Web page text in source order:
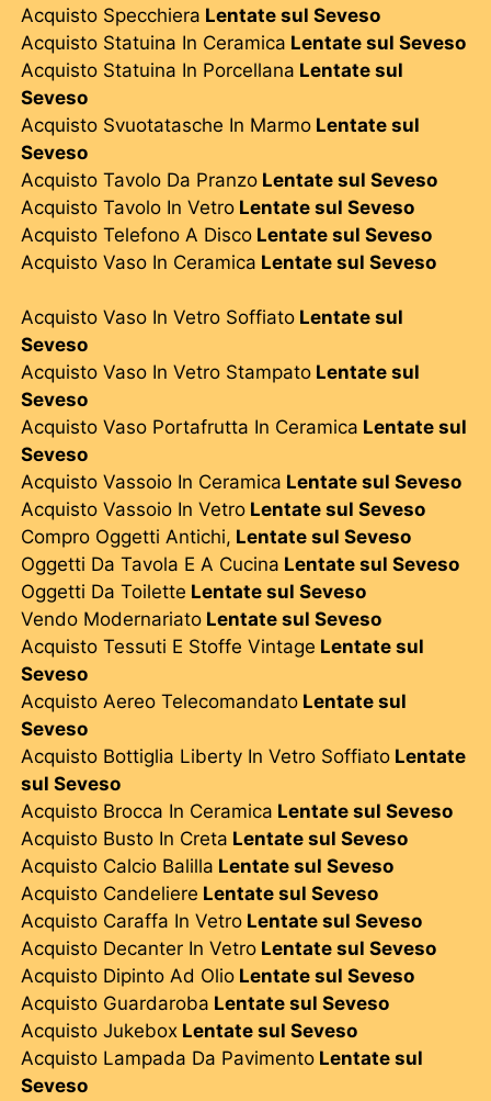
Acquisto Specchiera Lentate sul Seveso
Acquisto Statuina In Ceramica Lentate sul Seveso
Acquisto Statuina In Porcellana Lentate sul
Seveso
Acquisto Svuotatasche In Marmo Lentate sul
Seveso
Acquisto Tavolo Da Pranzo Lentate sul Seveso
Acquisto Tavolo In Vetro Lentate sul Seveso
Acquisto Telefono A Disco Lentate sul Seveso
Acquisto Vaso In Ceramica Lentate sul Seveso
Acquisto Vaso In Vetro Soffiato Lentate sul
Seveso
Acquisto Vaso In Vetro Stampato Lentate sul
Seveso
Acquisto Vaso Portafrutta In Ceramica Lentate sul
Seveso
Acquisto Vassoio In Ceramica Lentate sul Seveso
Acquisto Vassoio In Vetro Lentate sul Seveso
Compro Oggetti Antichi, Lentate sul Seveso
Oggetti Da Tavola E A Cucina Lentate sul Seveso
Oggetti Da Toilette Lentate sul Seveso
Vendo Modernariato Lentate sul Seveso
Acquisto Tessuti E Stoffe Vintage Lentate sul
Seveso
Acquisto Aereo Telecomandato Lentate sul
Seveso
Acquisto Bottiglia Liberty In Vetro Soffiato Lentate
sul Seveso
Acquisto Brocca In Ceramica Lentate sul Seveso
Acquisto Busto In Creta Lentate sul Seveso
Acquisto Calcio Balilla Lentate sul Seveso
Acquisto Candeliere Lentate sul Seveso
Acquisto Caraffa In Vetro Lentate sul Seveso
Acquisto Decanter In Vetro Lentate sul Seveso
Acquisto Dipinto Ad Olio Lentate sul Seveso
Acquisto Guardaroba Lentate sul Seveso
Acquisto Jukebox Lentate sul Seveso
Acquisto Lampada Da Pavimento Lentate sul
Seveso